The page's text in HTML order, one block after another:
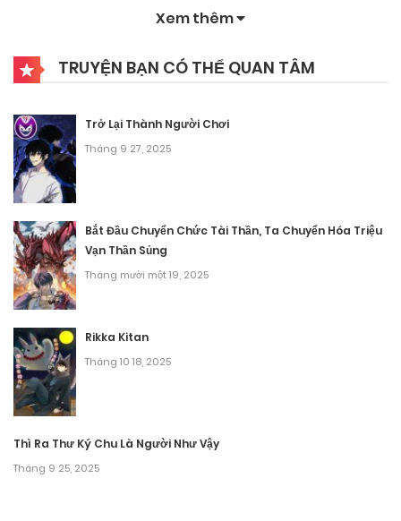
Tháng 9 28, 2025
Chương 63
Tháng 9 28, 2025
Chương 62
Chương 61
Tháng 9 28, 2025
Chương 60
Tháng 9 28, 2025
Chương 59
Tháng 9 28, 2025
Chương 58
Xem thêm
TRUYỆN BẠN CÓ THỂ QUAN TÂM
Trở Lại Thành Người Chơi
Tháng 9 27, 2025
Bắt Đầu Chuyển Chức Tài Thần, Ta Chuyển Hóa Triệu
Vạn Thần Sủng
Tháng mười một 19, 2025
Rikka Kitan
Tháng 10 18, 2025
Thì Ra Thư Ký Chu Là Người Như Vậy
Tháng 9 25, 2025